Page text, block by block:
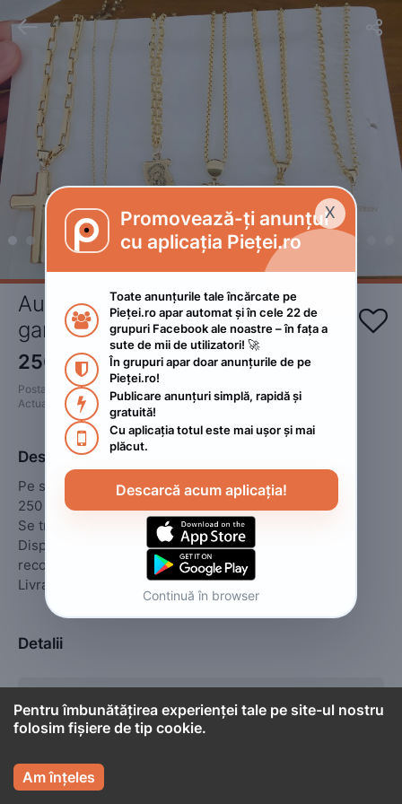
 
Aur 14 K-Cu certificat de
garantie și autenticitate

250 RON
Postat
2023. mai 11.
Actualizat
2023. mai 11.
Descriere
Pe stoc aur 14K
250 lei Gramul
Se trimite oriunde prin curier 20 lei transportului
Dispun și de grup și pagina unde puteti vedea
recomandări.
Livrare 1-2 zile lucratoare!
Detalii
Stare
Nou
X
Promovează-ți anunțul
cu aplicația Pieței.ro

Toate anunțurile tale încărcate pe
Pieței.ro apar automat și în cele 22 de
grupuri Facebook ale noastre – în fața a
sute de mii de utilizatori! 🚀

În grupuri apar doar anunțurile de pe
Pieței.ro!

Publicare anunțuri simplă, rapidă și
gratuită!

Cu aplicația totul este mai ușor și mai
plăcut.
Descarcă acum aplicația!
Continuă în browser
Pentru îmbunătățirea experienței tale pe site-ul nostru
folosim fișiere de tip cookie.
Am înțeles